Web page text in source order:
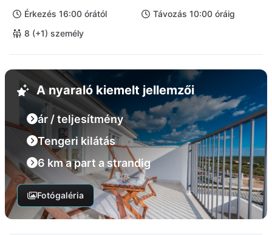
Érkezés 16:00 órától
Távozás 10:00 óráig
8 (+1) személy
A nyaraló kiemelt jellemzői
ár / teljesítmény
Tengeri kilátás
6 km a part a strandig
Fotógaléria